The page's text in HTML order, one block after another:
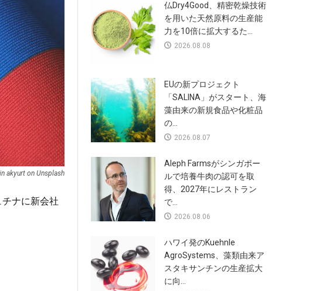
akyurt on Unsplash
ナに新会社
仏Dry4Good、精密乾燥技術
を用いた天然原料の生産能
力を10倍に拡大するた...
2026.08.08
EUの新プロジェクト
「SALINA」がスタート、海
藻由来の新規食品や化粧品
の...
2026.08.07
Aleph Farmsがシンガポー
ルで培養牛肉の認可を取
得、2027年にレストラン
で...
2026.08.06
ハワイ発のKuehnle
AgroSystems、藻類由来ア
スタキサンチンの生産拡大
に向...